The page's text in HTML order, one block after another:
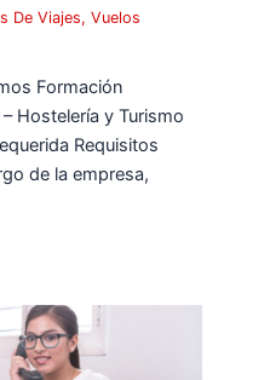
De Viajes,Vuelos
Formación
Hostelería y Turismo
Requisitos
de la empresa,